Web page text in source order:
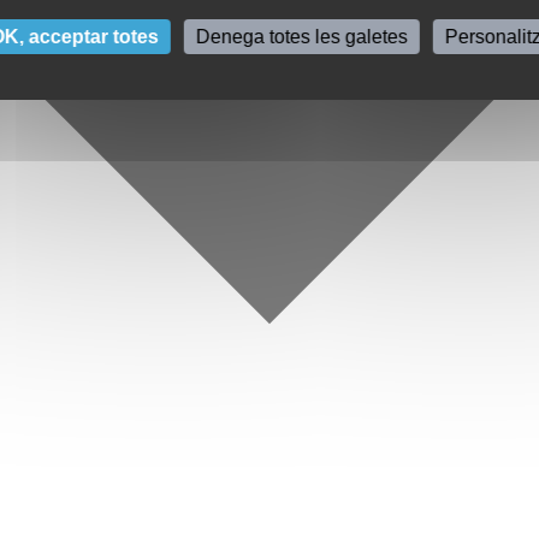
acceptar totes Denega totes les galetes